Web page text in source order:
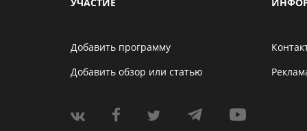
Добавить программу
Добавить обзор или статью